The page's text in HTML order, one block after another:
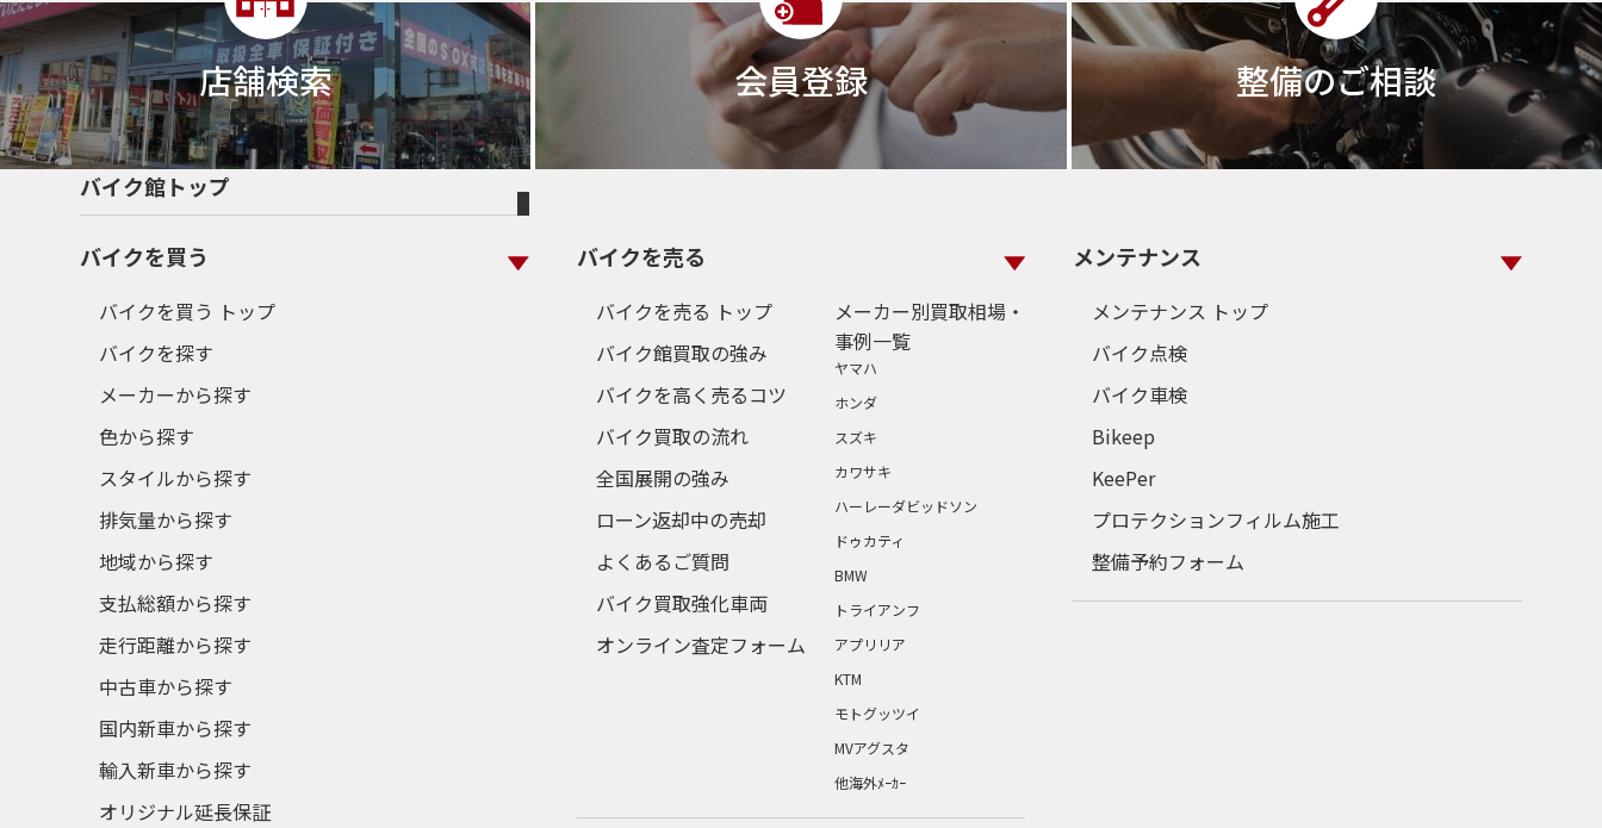
店舗検索 会員登録 整備のご相談
バイク館トップ
バイクを買う
バイクを買う トップ
バイクを探す
メーカーから探す
色から探す
スタイルから探す
排気量から探す
地域から探す
支払総額から探す
走行距離から探す
中古車から探す
国内新車から探す
輸入新車から探す
オリジナル延長保証
バイクを売る
バイクを売る トップ
バイク館買取の強み
バイクを高く売るコツ
バイク買取の流れ
全国展開の強み
ローン返却中の売却
よくあるご質問
バイク買取強化車両
オンライン査定フォーム
メーカー別買取相場・
事例一覧
ヤマハ
ホンダ
スズキ
カワサキ
ハーレーダビッドソン
ドゥカティ
BMW
トライアンフ
アプリリア
KTM
モトグッツイ
MVアグスタ
他海外ﾒｰｶｰ
メンテナンス
メンテナンス トップ
バイク点検
バイク車検
Bikeep
KeePer
プロテクションフィルム施工
整備予約フォーム